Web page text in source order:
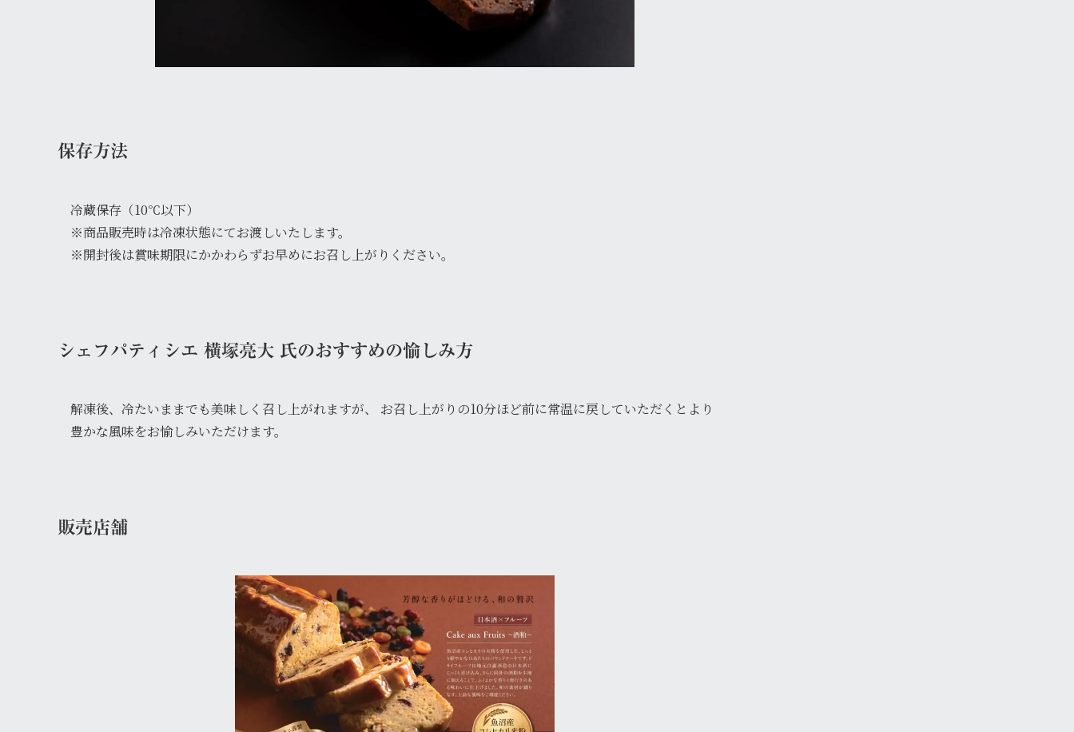
保存方法
冷蔵保存（10℃以下）
※商品販売時は冷凍状態にてお渡しいたします。
※開封後は賞味期限にかかわらずお早めにお召し上がりください。
シェフパティシエ 横塚亮大 氏のおすすめの愉しみ方
解凍後、冷たいままでも美味しく召し上がれますが、 お召し上がりの10分ほど前に常温に戻していただくとより
豊かな風味をお愉しみいただけます。
販売店舗